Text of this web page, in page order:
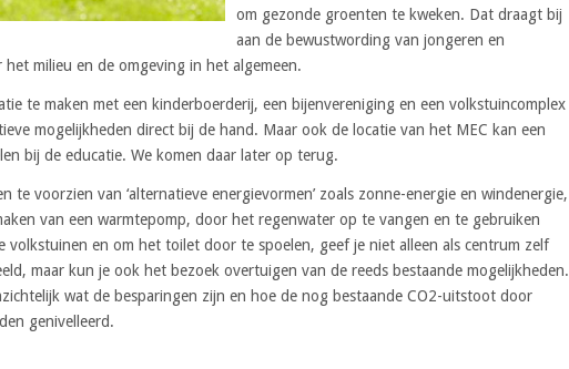
om gezonde groenten te kweken. Dat draagt bij
aan de bewustwording van jongeren en
het milieu en de omgeving in het algemeen.
te maken met een kinderboerderij, een bijenvereniging en een volkstuincomplex
mogelijkheden direct bij de hand. Maar ook de locatie van het MEC kan een
bij de educatie. We komen daar later op terug.
te voorzien van ‘alternatieve energievormen’ zoals zonne-energie en windenergie,
van een warmtepomp, door het regenwater op te vangen en te gebruiken
volkstuinen en om het toilet door te spoelen, geef je niet alleen als centrum zelf
maar kun je ook het bezoek overtuigen van de reeds bestaande mogelijkheden.
wat de besparingen zijn en hoe de nog bestaande CO2-uitstoot door
genivelleerd.